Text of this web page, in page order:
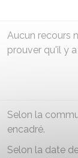
Aucun recours
prouver qu'il y
Selon la
encadré.
Selon la date